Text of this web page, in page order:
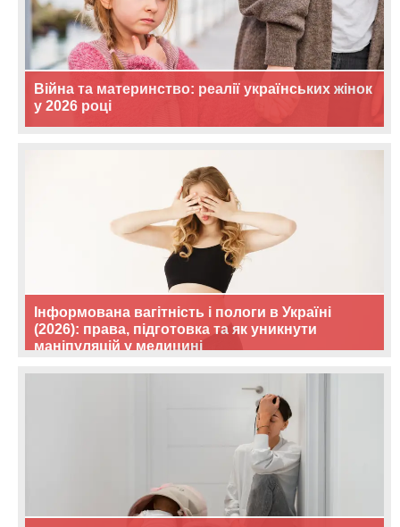
Війна та материнство: реалії українських жінок
у 2026 році
Інформована вагітність і пологи в Україні
(2026): права, підготовка та як уникнути
маніпуляцій у медицині